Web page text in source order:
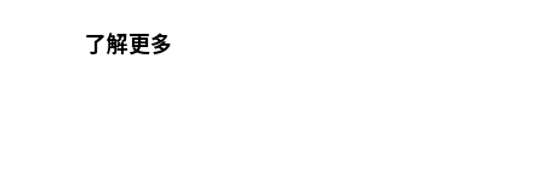
了解更多